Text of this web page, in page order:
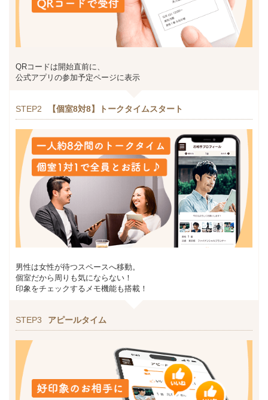
QRコードは開始直前に、
公式アプリの参加予定ページに表示
STEP2 【個室8対8】トークタイムスタート
男性は女性が待つスペースへ移動。
個室だから周りも気にならない！
印象をチェックするメモ機能も搭載！
STEP3 アピールタイム